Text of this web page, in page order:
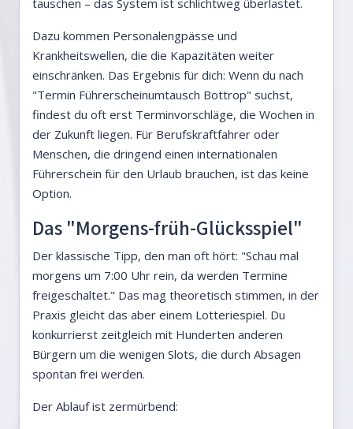
tauschen – das System ist schlichtweg überlastet.
Dazu kommen Personalengpässe und
Krankheitswellen, die die Kapazitäten weiter
einschränken. Das Ergebnis für dich: Wenn du nach
"Termin Führerscheinumtausch Bottrop" suchst,
findest du oft erst Terminvorschläge, die Wochen in
der Zukunft liegen. Für Berufskraftfahrer oder
Menschen, die dringend einen internationalen
Führerschein für den Urlaub brauchen, ist das keine
Option.
Das "Morgens-früh-Glücksspiel"
Der klassische Tipp, den man oft hört: "Schau mal
morgens um 7:00 Uhr rein, da werden Termine
freigeschaltet." Das mag theoretisch stimmen, in der
Praxis gleicht das aber einem Lotteriespiel. Du
konkurrierst zeitgleich mit Hunderten anderen
Bürgern um die wenigen Slots, die durch Absagen
spontan frei werden.
Der Ablauf ist zermürbend: